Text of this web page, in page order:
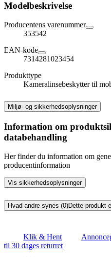
Modelbeskrivelse
Producentens varenummer
353542
EAN-kode
7314281023454
Produkttype
Kameralinsebeskytter til
Miljø- og sikkerhedsoplysninger
Information om
databehandling
Her finder du information om
producentinformation
Vis sikkerhedsoplysninger
Hvad andre synes (0)Dette produkt
Klik & Hent
til 30 dages returret